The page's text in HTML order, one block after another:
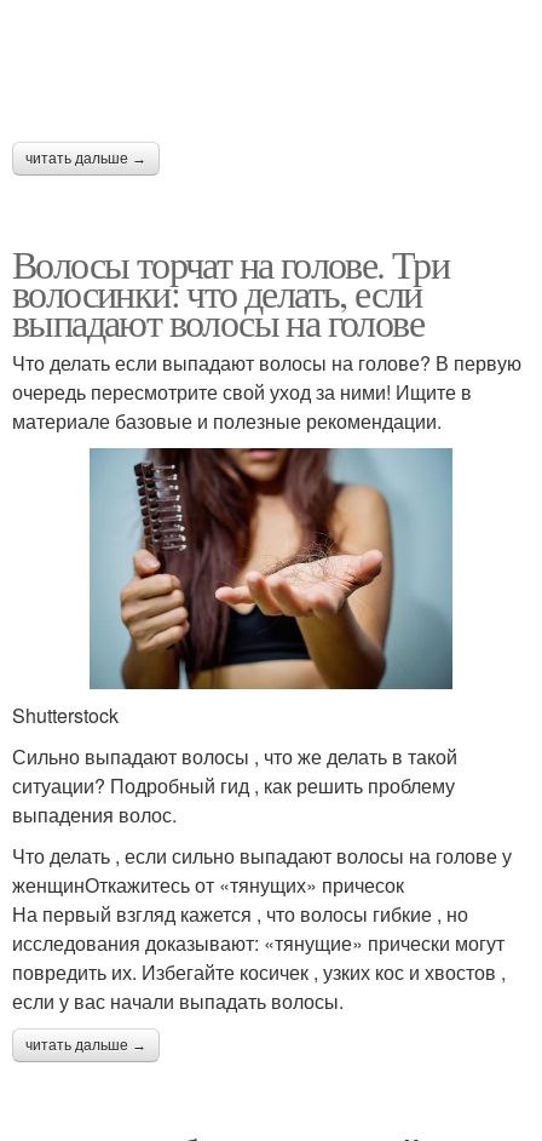
читать дальше →
Волосы торчат на голове. Три
волосинки: что делать, если
выпадают волосы на голове
Что делать если выпадают волосы на голове? В первую
очередь пересмотрите свой уход за ними! Ищите в
материале базовые и полезные рекомендации.
Shutterstock
Сильно выпадают волосы , что же делать в такой
ситуации? Подробный гид , как решить проблему
выпадения волос.
Что делать , если сильно выпадают волосы на голове у
женщинОткажитесь от «тянущих» причесок
На первый взгляд кажется , что волосы гибкие , но
исследования доказывают: «тянущие» прически могут
повредить их. Избегайте косичек , узких кос и хвостов ,
если у вас начали выпадать волосы.
читать дальше →